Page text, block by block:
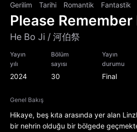
Gerilim Tarihi Romantik Fantastik
Please Remember
He Bo Ji / 河伯祭
Yayın
yılı
2024
Bölüm
sayısı
30
Yayın
durumu
Final
Genel Bakış
Hikaye, beş kıta arasında yer alan
bir nehrin olduğu bir bölgede